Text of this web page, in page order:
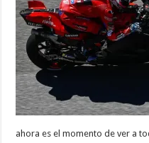
ahora es el momento de ver a